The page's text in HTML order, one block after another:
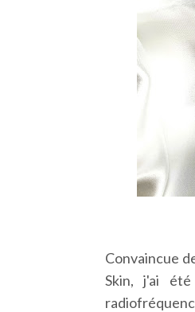
Convaincue
Skin, j'ai